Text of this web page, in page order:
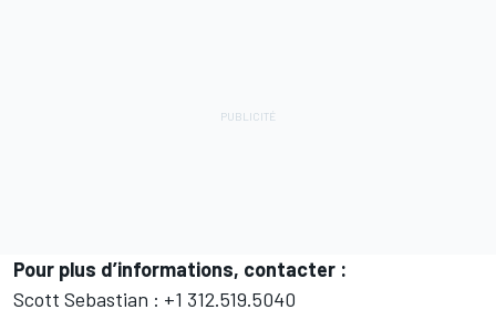
Pour plus d’informations, contacter :
Scott Sebastian : +1 312.519.5040